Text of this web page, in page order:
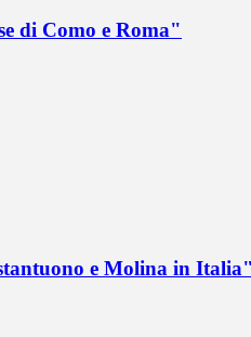
di Como e Roma"
e Molina in